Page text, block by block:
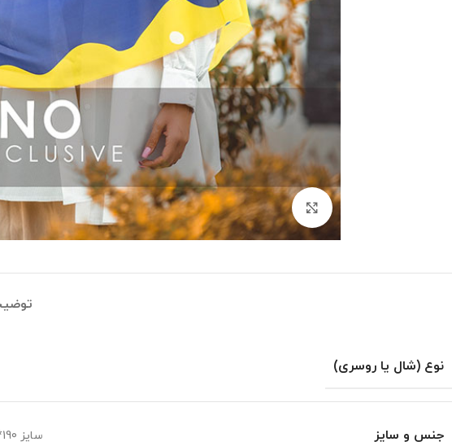
بزرگنمایی تصویر
نوع (شال یا روسری)
جنس و سایز سایز 190*70 نخی